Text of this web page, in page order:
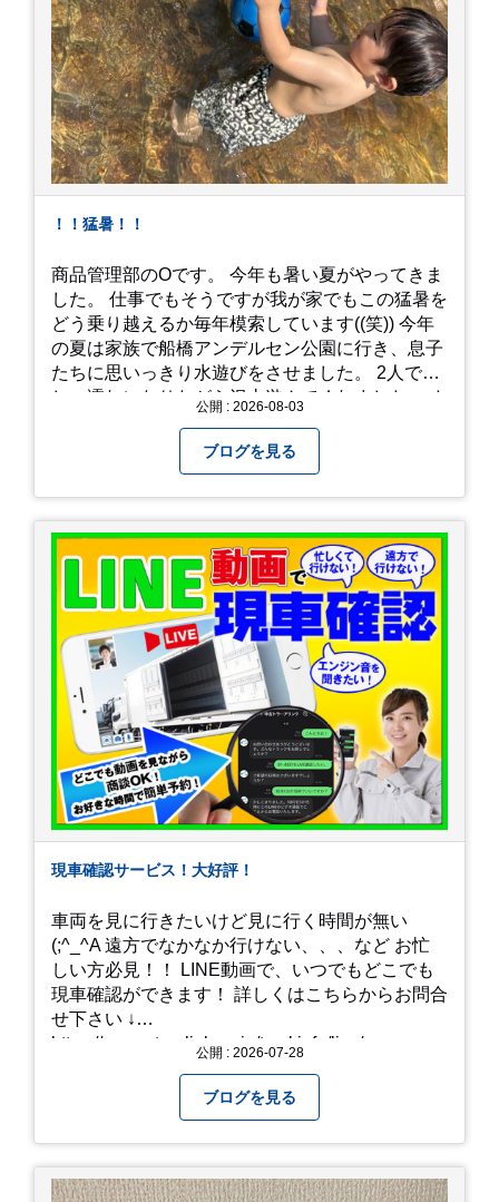
！！猛暑！！
商品管理部のOです。 今年も暑い夏がやってきま
した。 仕事でもそうですが我が家でもこの猛暑を
どう乗り越えるか毎年模索しています((笑)) 今年
の夏は家族で船橋アンデルセン公園に行き、息子
たちに思いっきり水遊びをさせました。 2人でび
しょ濡れになりながら沢山遊んでくれました。 さ
みようと思います。
公開 : 2026-08-03
ブログを見る
現車確認サービス！大好評！
車両を見に行きたいけど見に行く時間が無い
(;^_^A 遠方でなかなか行けない、、、など お忙
しい方必見！！ LINE動画で、いつでもどこでも
現車確認ができます！ 詳しくはこちらからお問合
せ下さい ↓
https://www.steerlink.co.jp/truckinfo/live/
公開 : 2026-07-28
ブログを見る